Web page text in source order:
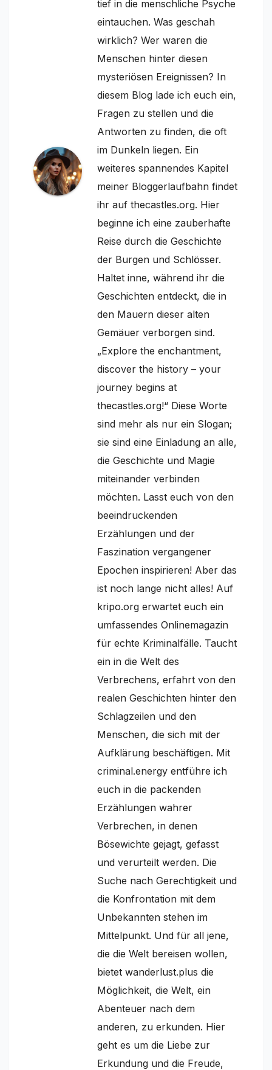
tief in die menschliche Psyche
eintauchen. Was geschah
wirklich? Wer waren die
Menschen hinter diesen
mysteriösen Ereignissen? In
diesem Blog lade ich euch ein,
Fragen zu stellen und die
Antworten zu finden, die oft
im Dunkeln liegen. Ein
weiteres spannendes Kapitel
meiner Bloggerlaufbahn findet
ihr auf thecastles.org. Hier
beginne ich eine zauberhafte
Reise durch die Geschichte
der Burgen und Schlösser.
Haltet inne, während ihr die
Geschichten entdeckt, die in
den Mauern dieser alten
Gemäuer verborgen sind.
„Explore the enchantment,
discover the history – your
journey begins at
thecastles.org!“ Diese Worte
sind mehr als nur ein Slogan;
sie sind eine Einladung an alle,
die Geschichte und Magie
miteinander verbinden
möchten. Lasst euch von den
beeindruckenden
Erzählungen und der
Faszination vergangener
Epochen inspirieren! Aber das
ist noch lange nicht alles! Auf
kripo.org erwartet euch ein
umfassendes Onlinemagazin
für echte Kriminalfälle. Taucht
ein in die Welt des
Verbrechens, erfahrt von den
realen Geschichten hinter den
Schlagzeilen und den
Menschen, die sich mit der
Aufklärung beschäftigen. Mit
criminal.energy entführe ich
euch in die packenden
Erzählungen wahrer
Verbrechen, in denen
Bösewichte gejagt, gefasst
und verurteilt werden. Die
Suche nach Gerechtigkeit und
die Konfrontation mit dem
Unbekannten stehen im
Mittelpunkt. Und für all jene,
die die Welt bereisen wollen,
bietet wanderlust.plus die
Möglichkeit, die Welt, ein
Abenteuer nach dem
anderen, zu erkunden. Hier
geht es um die Liebe zur
Erkundung und die Freude,